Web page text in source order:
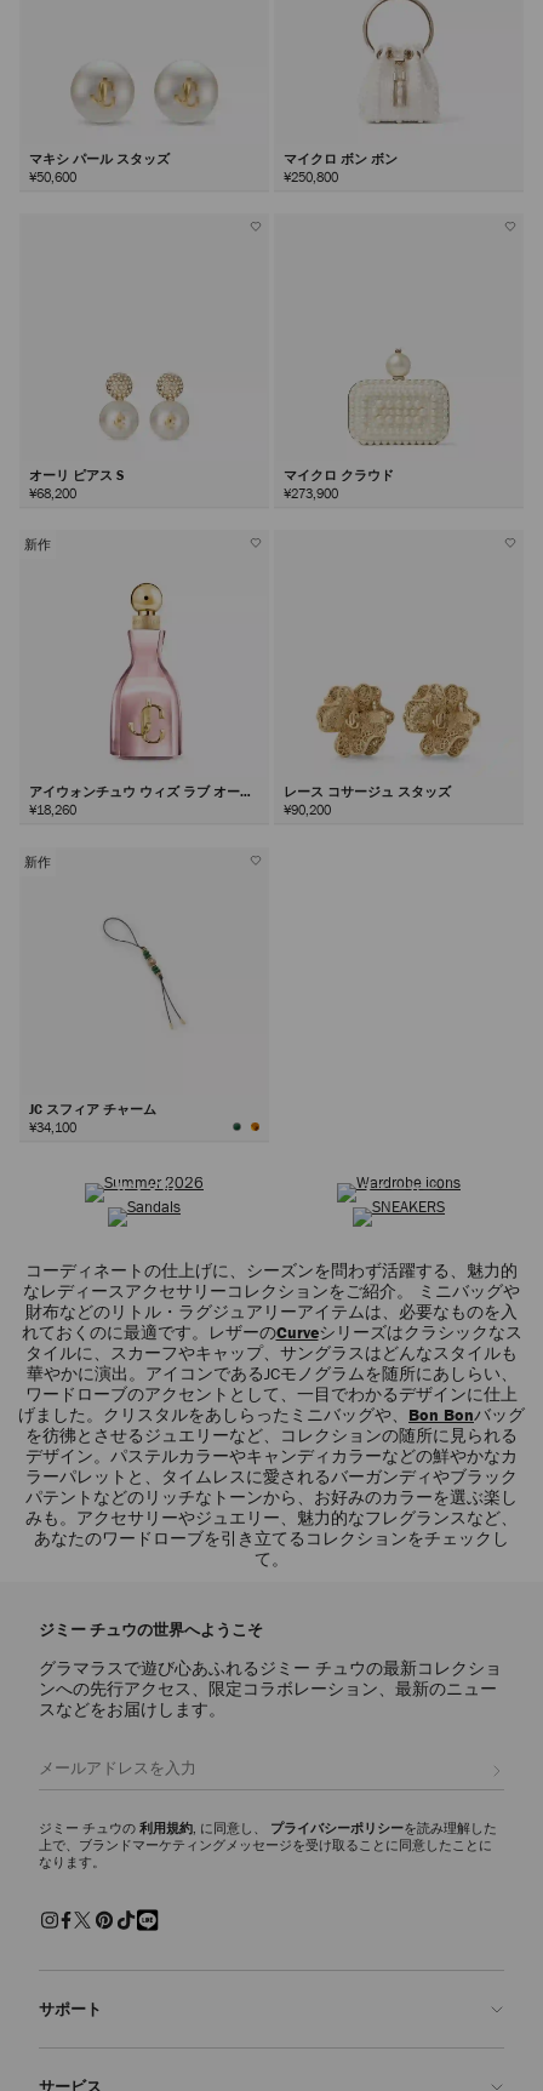
マキシ パール スタッズ
¥50,600
マイクロ ボン ボン
¥250,800
オーリ ピアス S
¥68,200
マイクロ クラウド
¥273,900
新作
アイウォンチュウ ウィズ ラブ オード
パルファム60ml
¥18,260
レース コサージュ スタッズ
¥90,200
新作
JC スフィア チャーム
¥34,100
サンダル
スニーカー
コーディネートの仕上げに、シーズンを問わず活躍する、魅力的
なレディースアクセサリーコレクションをご紹介。 ミニバッグや
財布などのリトル・ラグジュアリーアイテムは、必要なものを入
れておくのに最適です。レザーのCurveシリーズはクラシックなス
タイルに、スカーフやキャップ、サングラスはどんなスタイルも
華やかに演出。アイコンであるJCモノグラムを随所にあしらい、
ワードローブのアクセントとして、一目でわかるデザインに仕上
げました。クリスタルをあしらったミニバッグや、 Bon Bonバッグ
を彷彿とさせるジュエリーなど、コレクションの随所に見られる
デザイン。パステルカラーやキャンディカラーなどの鮮やかなカ
ラーパレットと、タイムレスに愛されるバーガンディやブラック
パテントなどのリッチなトーンから、お好みのカラーを選ぶ楽し
みも。アクセサリーやジュエリー、魅力的なフレグランスなど、
あなたのワードローブを引き立てるコレクションをチェックし
て。
ジミー チュウの世界へようこそ
グラマラスで遊び心あふれるジミー チュウの最新コレクショ
ンへの先行アクセス、限定コラボレーション、最新のニュー
スなどをお届けします。
ジミー チュウの 利用規約, に同意し、 プライバシーポリシーを読み理解した
上で、ブランドマーケティングメッセージを受け取ることに同意したことに
なります。
サポート